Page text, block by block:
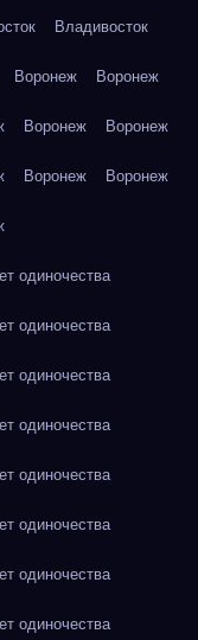
Владивосток
Воронеж Воронеж
Воронеж Воронеж
Воронеж Воронеж
одиночества
одиночества
одиночества
одиночества
одиночества
одиночества
одиночества
одиночества